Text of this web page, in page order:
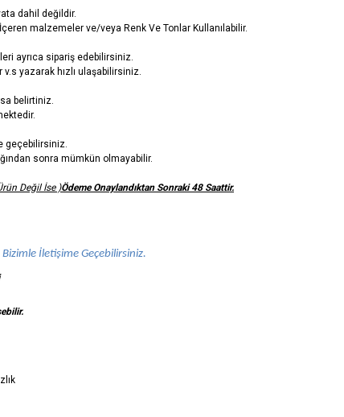
dahil değildir.
malzemeler ve/veya Renk Ve Tonlar Kullanılabilir.
ayrıca sipariş edebilirsiniz.
yazarak hızlı ulaşabilirsiniz.
belirtiniz.
geçebilirsiniz.
sonra mümkün olmayabilir.
Değil İse )Ödeme Onaylandıktan Sonraki 48 Saattir.
İletişime Geçebilirsiniz.